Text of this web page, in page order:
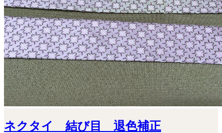
ネクタイ 結び目 退色補正